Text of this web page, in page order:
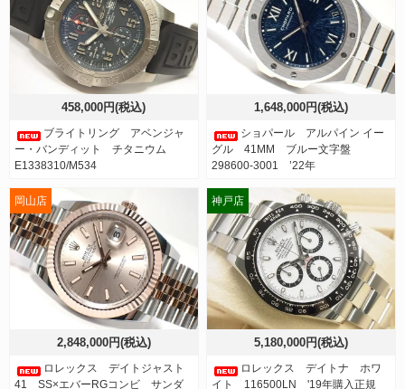
458,000円(税込)
ブライトリング アベンジャ
ー・バンディット チタニウム
E1338310/M534
1,648,000円(税込)
ショパール アルパイン イー
グル 41MM ブルー文字盤
298600-3001 ’22年
2,848,000円(税込)
ロレックス デイトジャスト
41 SS×エバーRGコンビ サンダ
岡山店
5,180,000円(税込)
ロレックス デイトナ ホワ
イト 116500LN '19年購入正規
神戸店